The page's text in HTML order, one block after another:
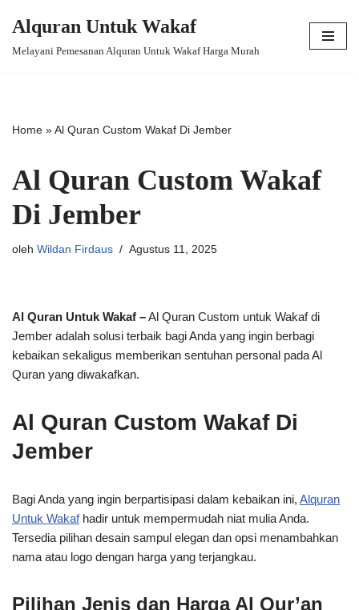
Alquran Untuk Wakaf
Melayani Pemesanan Alquran Untuk Wakaf Harga Murah
Home »Al Quran Custom Wakaf Di Jember
Al Quran Custom Wakaf
Di Jember
oleh Wildan Firdaus Agustus 11, 2025
Al Quran Untuk Wakaf –Al Quran Custom untuk Wakaf di
Jember adalah solusi terbaik bagi Anda yang ingin berbagi
kebaikan sekaligus memberikan sentuhan personal pada Al
Quran yang diwakafkan.
Al Quran Custom Wakaf Di
Jember
Bagi Anda yang ingin berpartisipasi dalam kebaikan ini, Alquran
Untuk Wakafhadir untuk mempermudah niat mulia Anda.
Tersedia pilihan desain sampul elegan dan opsi menambahkan
nama atau logo dengan harga yang terjangkau.
Pilihan Jenis dan Harga Al Qur’an